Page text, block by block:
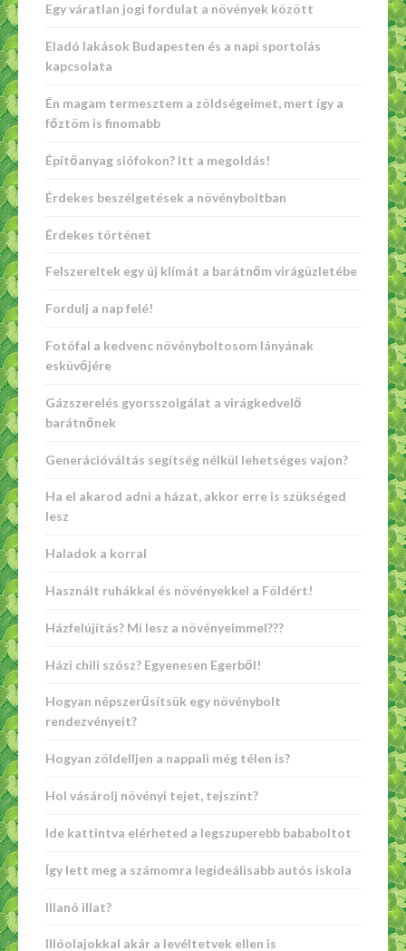
Egy váratlan jogi fordulat a növények között
Eladó lakások Budapesten és a napi sportolás
kapcsolata
Én magam termesztem a zöldségeimet, mert így a
főztöm is finomabb
Építőanyag siófokon? Itt a megoldás!
Érdekes beszélgetések a növényboltban
Érdekes történet
Felszereltek egy új klímát a barátnőm virágüzletébe
Fordulj a nap felé!
Fotófal a kedvenc növényboltosom lányának
esküvőjére
Gázszerelés gyorsszolgálat a virágkedvelő
barátnőnek
Generációváltás segítség nélkül lehetséges vajon?
Ha el akarod adni a házat, akkor erre is szükséged
lesz
Haladok a korral
Használt ruhákkal és növényekkel a Földért!
Házfelújítás? Mi lesz a növényeimmel???
Házi chili szósz? Egyenesen Egerből!
Hogyan népszerűsítsük egy növénybolt
rendezvényeit?
Hogyan zöldelljen a nappali még télen is?
Hol vásárolj növényi tejet, tejszínt?
Ide kattintva elérheted a legszuperebb bababoltot
Így lett meg a számomra legideálisabb autós iskola
Illanó illat?
Illóolajokkal akár a levéltetvek ellen is